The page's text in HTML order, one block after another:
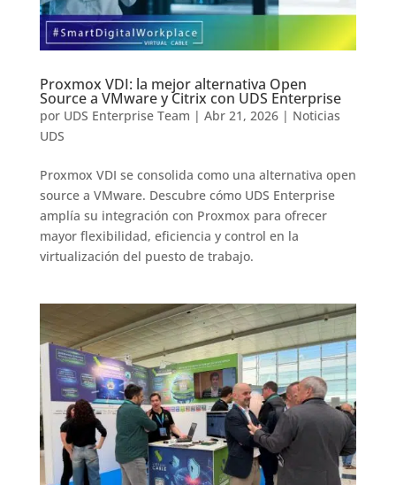
Proxmox VDI: la mejor alternativa Open
Source a VMware y Citrix con UDS Enterprise
por UDS Enterprise Team | Abr 21, 2026| Noticias
UDS
Proxmox VDI se consolida como una alternativa open
source a VMware. Descubre cómo UDS Enterprise
amplía su integración con Proxmox para ofrecer
mayor flexibilidad, eficiencia y control en la
virtualización del puesto de trabajo.